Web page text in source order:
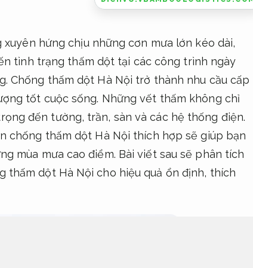
hứng chịu những cơn mưa lớn kéo dài,
tình trạng thấm dột tại các công trình ngày
Chống thấm dột Hà Nội trở thành nhu cầu cấp
tốt cuộc sống. Những vết thấm không chỉ
đến tường, trần, sàn và các hệ thống điện.
chống thấm dột Hà Nội thích hợp sẽ giúp bạn
mùa mưa cao điểm. Bài viết sau sẽ phân tích
dột Hà Nội cho hiệu quả ổn định, thích